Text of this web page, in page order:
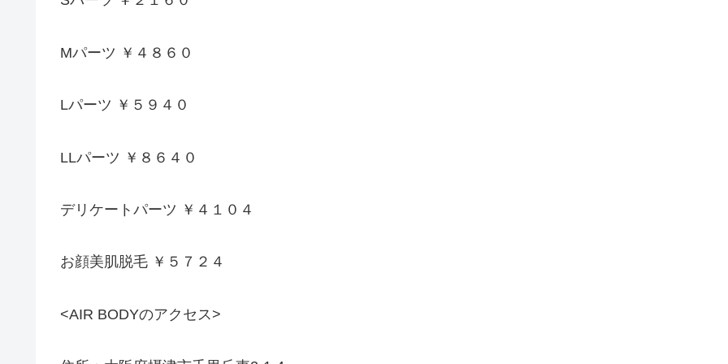
Mパーツ ￥４８６０
Lパーツ ￥５９４０
LLパーツ ￥８６４０
デリケートパーツ ￥４１０４
お顔美肌脱毛 ￥５７２４
<AIR BODYのアクセス>